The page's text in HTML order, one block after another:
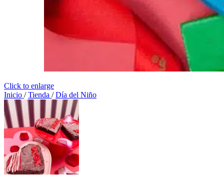
Click to enlarge
Inicio / Tienda / Día del Niño